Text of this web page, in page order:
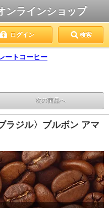
ンラインショップ
ログイン 検索
ートコーヒー
次の商品へ
ラジル〉ブルボン アマ